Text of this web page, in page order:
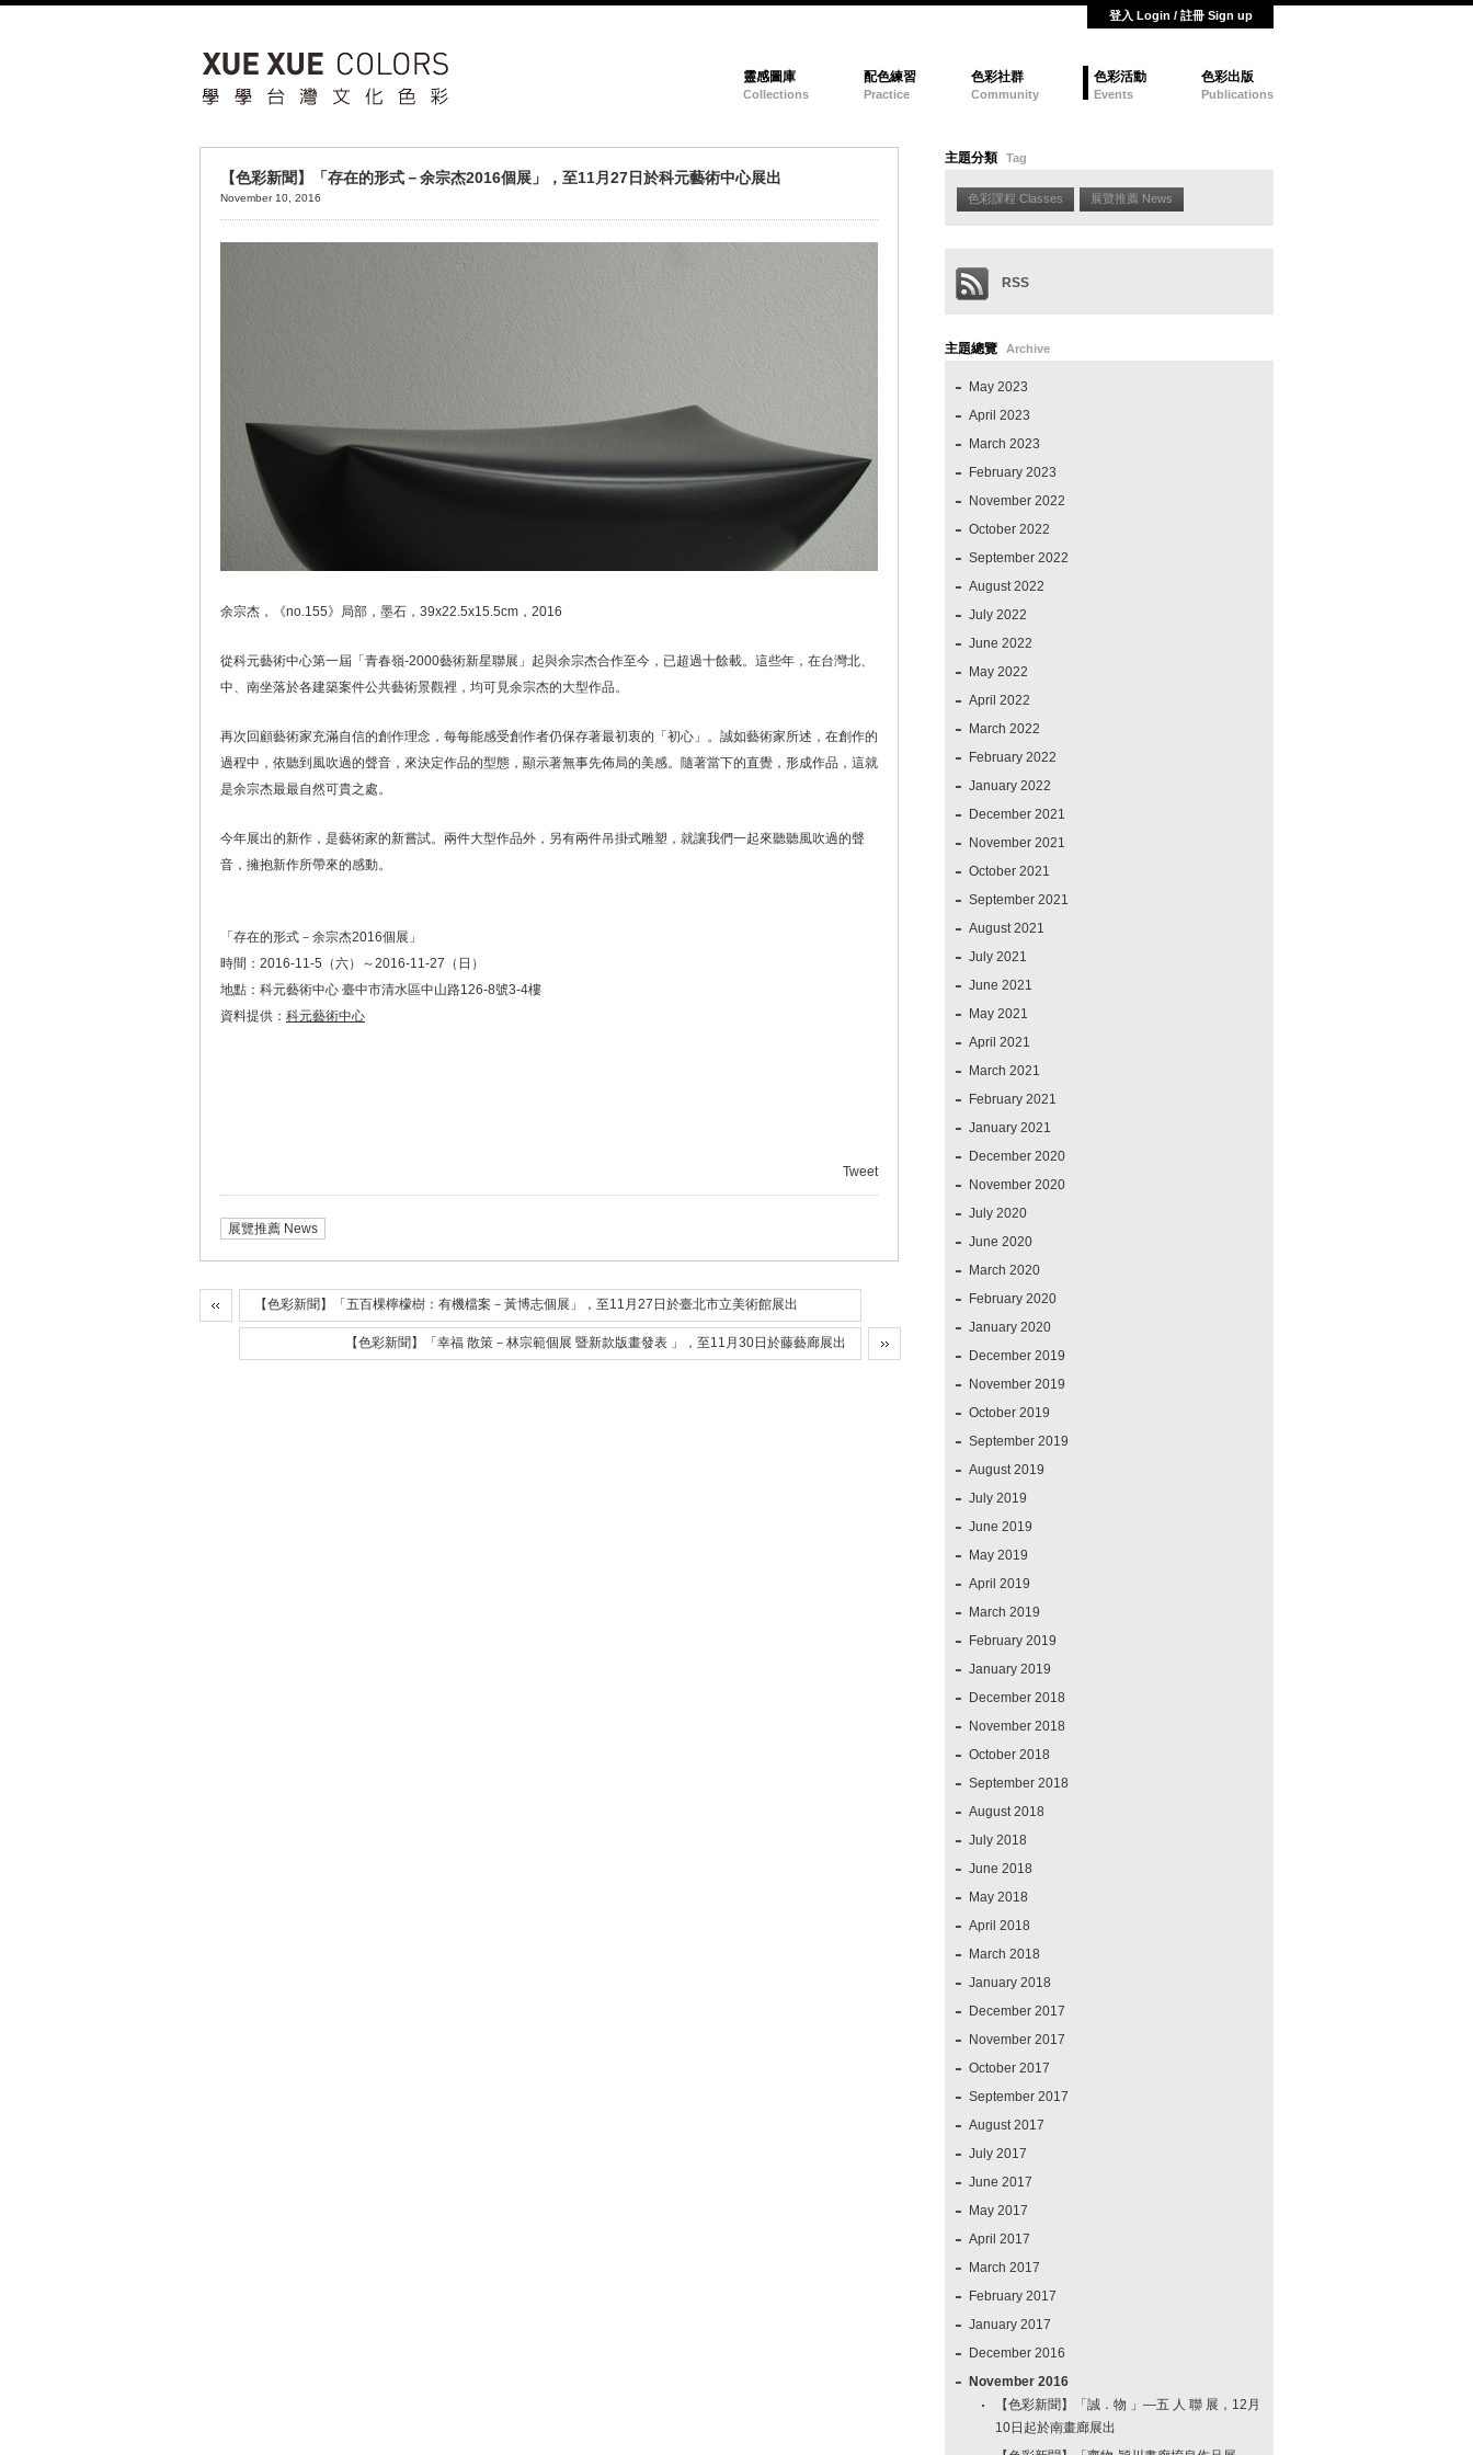
登入 Login / 註冊 Sign up
靈感圖庫
Collections
配色練習
Practice
色彩社群
Community
色彩活動
Events
色彩出版
Publications
【色彩新聞】「存在的形式－余宗杰2016個展」，至11月27日於科元藝術中心展出
November 10, 2016
余宗杰，《no.155》局部，墨石，39x22.5x15.5cm，2016
從科元藝術中心第一屆「青春嶺-2000藝術新星聯展」起與余宗杰合作至今，已超過十餘載。這些年，在台灣北、
中、南坐落於各建築案件公共藝術景觀裡，均可見余宗杰的大型作品。
再次回顧藝術家充滿自信的創作理念，每每能感受創作者仍保存著最初衷的「初心」。誠如藝術家所述，在創作的
過程中，依聽到風吹過的聲音，來決定作品的型態，顯示著無事先佈局的美感。隨著當下的直覺，形成作品，這就
是余宗杰最最自然可貴之處。
今年展出的新作，是藝術家的新嘗試。兩件大型作品外，另有兩件吊掛式雕塑，就讓我們一起來聽聽風吹過的聲
音，擁抱新作所帶來的感動。
「存在的形式－余宗杰2016個展」
時間：2016-11-5（六）～2016-11-27（日）
地點：科元藝術中心 臺中市清水區中山路126-8號3-4樓
資料提供： 科元藝術中心
Tweet
展覽推薦 News
【色彩新聞】「五百棵檸檬樹：有機檔案－黃博志個展」，至11月27日於臺北市立美術館展出
【色彩新聞】「幸福 散策－林宗範個展 暨新款版畫發表 」，至11月30日於藤藝廊展出
主題分類 Tag
色彩課程 Classes 展覽推薦 News
RSS
主題總覽 Archive
May 2023
April 2023
March 2023
February 2023
November 2022
October 2022
September 2022
August 2022
July 2022
June 2022
May 2022
April 2022
March 2022
February 2022
January 2022
December 2021
November 2021
October 2021
September 2021
August 2021
July 2021
June 2021
May 2021
April 2021
March 2021
February 2021
January 2021
December 2020
November 2020
July 2020
June 2020
March 2020
February 2020
January 2020
December 2019
November 2019
October 2019
September 2019
August 2019
July 2019
June 2019
May 2019
April 2019
March 2019
February 2019
January 2019
December 2018
November 2018
October 2018
September 2018
August 2018
July 2018
June 2018
May 2018
April 2018
March 2018
January 2018
December 2017
November 2017
October 2017
September 2017
August 2017
July 2017
June 2017
May 2017
April 2017
March 2017
February 2017
January 2017
December 2016
November 2016
【色彩新聞】「誠．物 」—五 人 聯 展，12月
10日起於南畫廊展出